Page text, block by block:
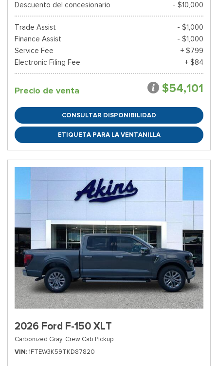
Descuento del concesionario
- $10,000
Trade Assist
- $1,000
Finance Assist
- $1,000
Service Fee
+ $799
Electronic Filing Fee
+ $84
Precio de venta $54,101
CONSULTAR DISPONIBILIDAD
ETIQUETA PARA LA VENTANILLA
2026 Ford F-150 XLT
Carbonized Gray, Crew Cab Pickup
VIN 1FTEW3K59TKD87820